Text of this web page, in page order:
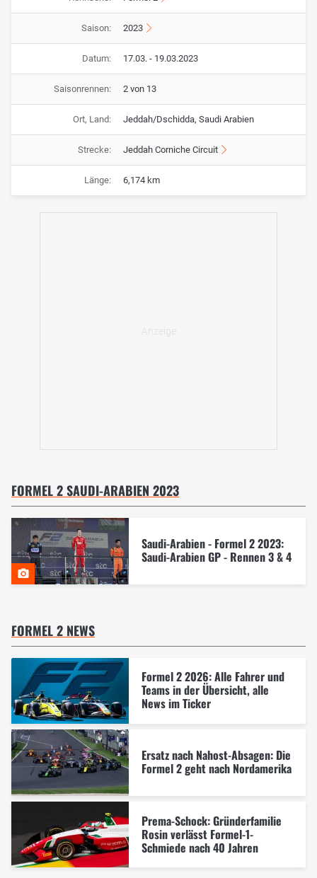
Saison: 2023
Datum: 17.03. - 19.03.2023
Saisonrennen: 2 von 13
Ort, Land: Jeddah/Dschidda, Saudi Arabien
Strecke: Jeddah Corniche Circuit
Länge: 6,174 km
FORMEL 2 SAUDI-ARABIEN 2023
Saudi-Arabien - Formel 2 2023:
Saudi-Arabien GP - Rennen 3 & 4
FORMEL 2 NEWS
Formel 2 2026: Alle Fahrer und
Teams in der Übersicht, alle
News im Ticker
Ersatz nach Nahost-Absagen: Die
Formel 2 geht nach Nordamerika
Prema-Schock: Gründerfamilie
Rosin verlässt Formel-1-
Schmiede nach 40 Jahren